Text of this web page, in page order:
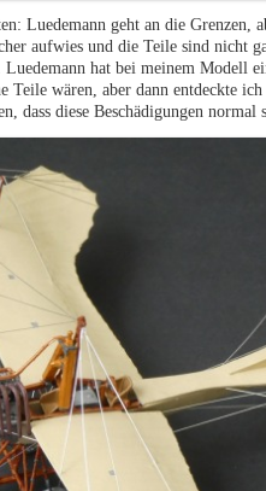
Luedemann geht an die Grenzen,
aufwies und die Teile sind nicht
hat bei meinem Modell
Teile wären, aber dann entdeckte
dass diese Beschädigungen normal